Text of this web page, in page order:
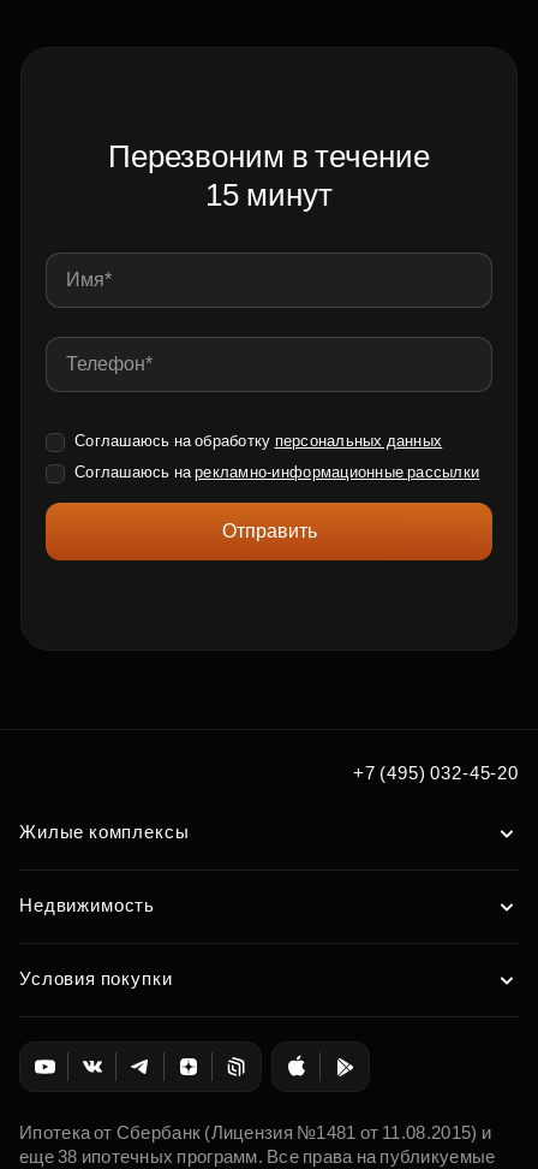
Перезвоним в течение
15 минут
Соглашаюсь на обработку персональных данных
Соглашаюсь нарекламно-информационные рассылки
Отправить
+7 (495) 032-45-20
Жилые комплексы
Недвижимость
Условия покупки
Ипотека от Сбербанк (Лицензия №1481 от 11.08.2015) и
еще 38 ипотечных программ. Все права на публикуемые